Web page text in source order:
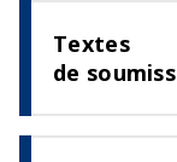
Textes
de